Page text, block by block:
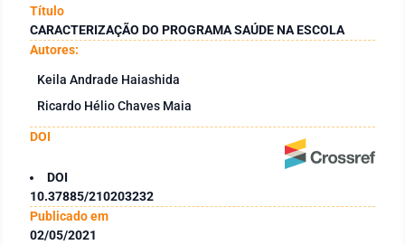
Título
CARACTERIZAÇÃO DO PROGRAMA SAÚDE NA ESCOLA
Autores:
Keila Andrade Haiashida
Ricardo Hélio Chaves Maia
DOI
DOI
10.37885/210203232
Publicado em
02/05/2021